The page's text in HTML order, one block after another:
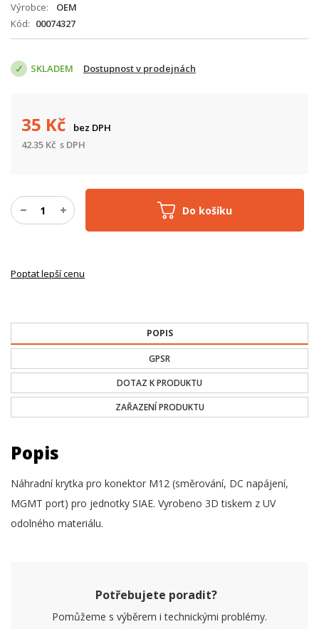
Výrobce
OEM
Kód
00074327
SKLADEM Dostupnost v prodejnách
Do košíku
35 Kč
bez DPH
42.35 Kč s DPH
Poptat lepší cenu
POPIS
GPSR
DOTAZ K PRODUKTU
ZAŘAZENÍ PRODUKTU
Popis
Náhradní krytka pro konektor M12 (směrování, DC napájení,
MGMT port) pro jednotky SIAE. Vyrobeno 3D tiskem z UV
odolného materiálu.
Potřebujete poradit?
Pomůžeme s výběrem i technickými problémy.